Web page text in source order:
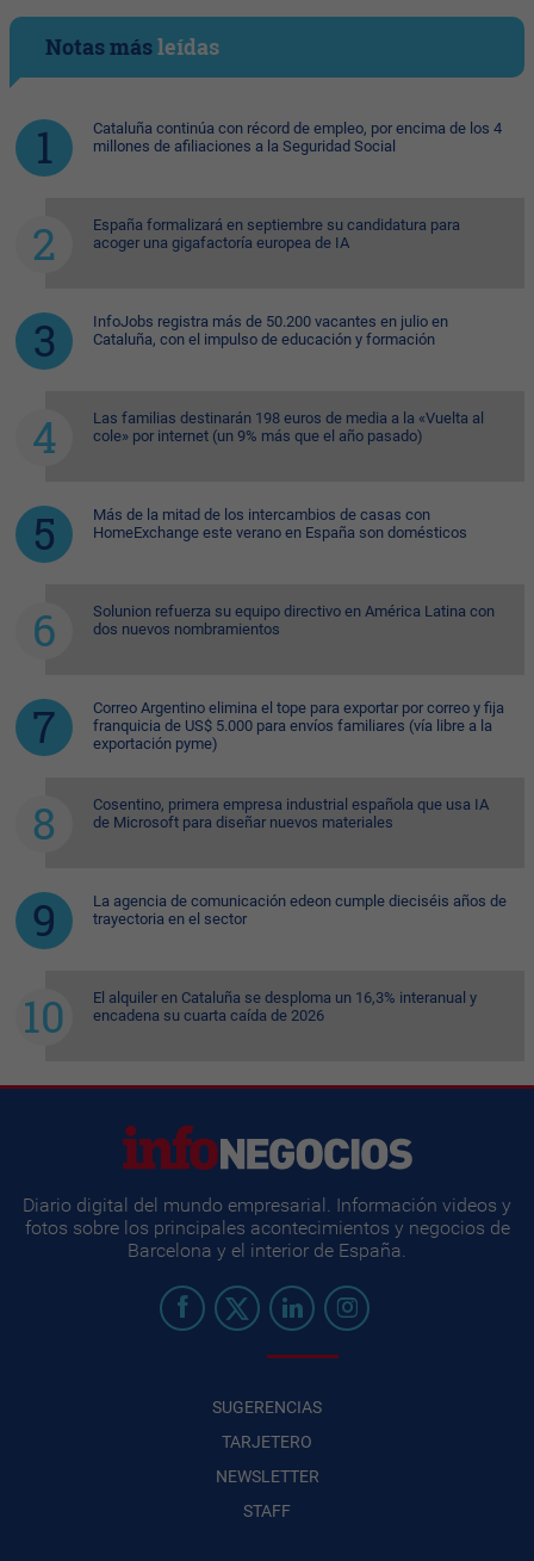
Notas másleídas
Cataluña continúa con récord de empleo, por encima de los 4
millones de afiliaciones a la Seguridad Social
España formalizará en septiembre su candidatura para
acoger una gigafactoría europea de IA
InfoJobs registra más de 50.200 vacantes en julio en
Cataluña, con el impulso de educación y formación
Las familias destinarán 198 euros de media a la «Vuelta al
cole» por internet (un 9% más que el año pasado)
Más de la mitad de los intercambios de casas con
HomeExchange este verano en España son domésticos
Solunion refuerza su equipo directivo en América Latina con
dos nuevos nombramientos
Correo Argentino elimina el tope para exportar por correo y fija
franquicia de US$ 5.000 para envíos familiares (vía libre a la
exportación pyme)
Cosentino, primera empresa industrial española que usa IA
de Microsoft para diseñar nuevos materiales
La agencia de comunicación edeon cumple dieciséis años de
trayectoria en el sector
El alquiler en Cataluña se desploma un 16,3% interanual y
encadena su cuarta caída de 2026
Diario digital del mundo empresarial. Información videos y
fotos sobre los principales acontecimientos y negocios de
Barcelona y el interior de España.
SUGERENCIAS
TARJETERO
NEWSLETTER
STAFF